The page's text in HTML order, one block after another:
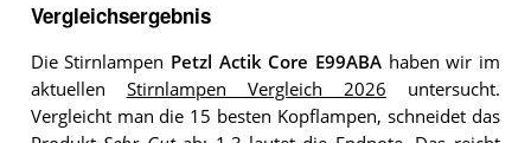
Vergleichsergebnis
Die Stirnlampen Petzl Actik Core E99ABAhaben wir im
aktuellen Stirnlampen Vergleich 2026 untersucht.
Vergleicht man die 15 besten Kopflampen, schneidet das